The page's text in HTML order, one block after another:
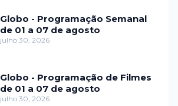
Globo - Programação Semanal
de 01 a 07 de agosto
julho 30, 2026
Globo - Programação de Filmes
de 01 a 07 de agosto
julho 30, 2026